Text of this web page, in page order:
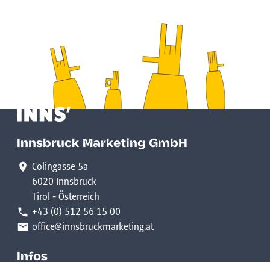
Innsbruck Marketing GmbH
Colingasse 5a
6020 Innsbruck
Tirol - Österreich
+43 (0) 512 56 15 00
office@innsbruckmarketing.at
Infos